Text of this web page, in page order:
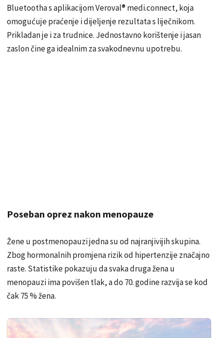
Bluetootha s aplikacijom Veroval® medi.connect, koja
omogućuje praćenje i dijeljenje rezultata s liječnikom.
Prikladan je i za trudnice. Jednostavno korištenje i jasan
zaslon čine ga idealnim za svakodnevnu upotrebu.
Poseban oprez nakon menopauze
Žene u postmenopauzi jedna su od najranjivijih skupina.
Zbog hormonalnih promjena rizik od hipertenzije značajno
raste. Statistike pokazuju da svaka druga žena u
menopauzi ima povišen tlak, a do 70. godine razvija se kod
čak 75 % žena.